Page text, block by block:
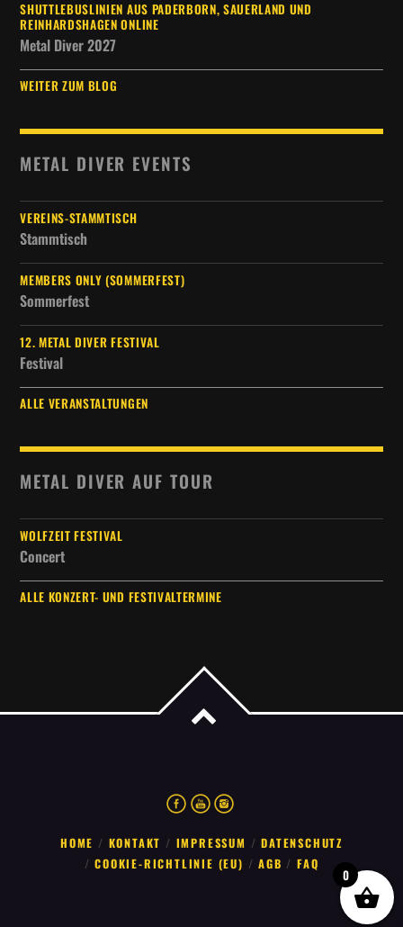
SHUTTLEBUSLINIEN AUS PADERBORN, SAUERLAND UND
REINHARDSHAGEN ONLINE
Metal Diver 2027
WEITER ZUM BLOG
METAL DIVER EVENTS
VEREINS-STAMMTISCH
Stammtisch
MEMBERS ONLY (SOMMERFEST)
Sommerfest
12. METAL DIVER FESTIVAL
Festival
ALLE VERANSTALTUNGEN
METAL DIVER AUF TOUR
WOLFZEIT FESTIVAL
Concert
ALLE KONZERT- UND FESTIVALTERMINE
HOME KONTAKT IMPRESSUM
DATENSCHUTZ
COOKIE-RICHTLINIE (EU)
AGB FAQ
0